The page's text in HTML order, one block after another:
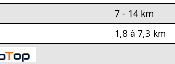
7 - 14 km
1,8 à 7,3 km